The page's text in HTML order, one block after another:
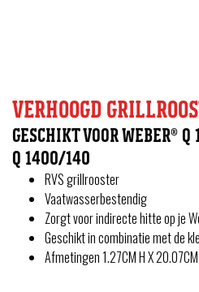
VERHOOGD
GESCHIKT VOOR WEBER®
Q 1400/140
RVS grillrooster
Vaatwasserbestendig
Zorgt voor indirecte hitte op je
Geschikt in combinatie met de
Afmetingen 1.27CM H X